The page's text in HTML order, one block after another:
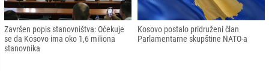
Završen popis stanovništva: Očekuje
se da Kosovo ima oko 1,6 miliona
stanovnika
Kosovo postalo pridruženi član
Parlamentarne skupštine NATO-a